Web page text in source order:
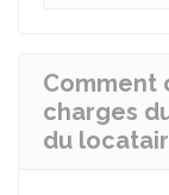
Comment
charges
du